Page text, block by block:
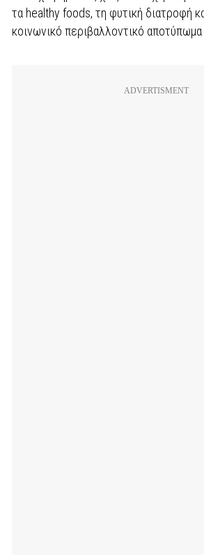
τα healthy foods, τη φυτική διατροφή
κοινωνικό περιβαλλοντικό αποτύπωμα